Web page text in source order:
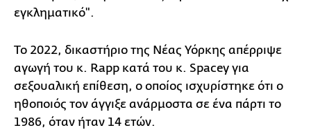
εγκληματικό".
Το 2022, δικαστήριο της Νέας Υόρκης απέρριψε
αγωγή του κ. Rapp κατά του κ. Spacey για
σεξουαλική επίθεση, ο οποίος ισχυρίστηκε ότι ο
ηθοποιός τον άγγιξε ανάρμοστα σε ένα πάρτι το
1986, όταν ήταν 14 ετών.